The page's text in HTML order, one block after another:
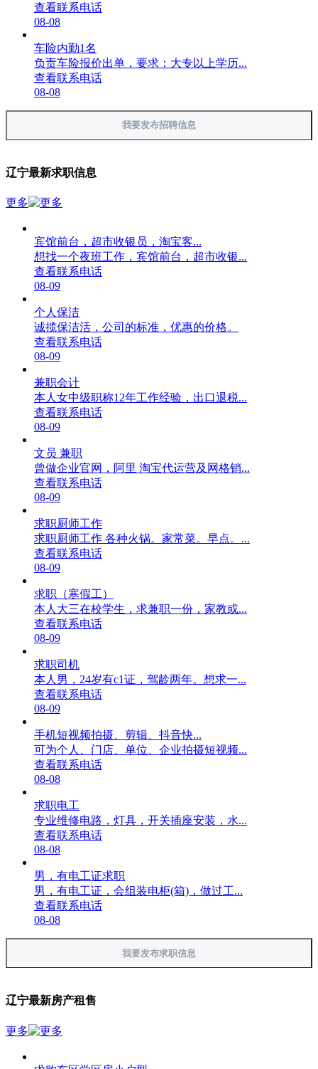
查看联系电话
08-08
车险内勤1名
负责车险报价出单，要求：大专以上学历...
查看联系电话
08-08
我要发布招聘信息
辽宁最新求职信息
更多
宾馆前台，超市收银员，淘宝客...
想找一个夜班工作，宾馆前台，超市收银...
查看联系电话
08-09
个人保洁
诚揽保洁活，公司的标准，优惠的价格。
查看联系电话
08-09
兼职会计
本人女中级职称12年工作经验，出口退税...
查看联系电话
08-09
文员 兼职
曾做企业官网，阿里 淘宝代运营及网格销...
查看联系电话
08-09
求职厨师工作
求职厨师工作 各种火锅。家常菜。早点。...
查看联系电话
08-09
求职（寒假工）
本人大三在校学生，求兼职一份，家教或...
查看联系电话
08-09
求职司机
本人男，24岁有c1证，驾龄两年。想求一...
查看联系电话
08-09
手机短视频拍摄、剪辑、抖音快...
可为个人、门店、单位、企业拍摄短视频...
查看联系电话
08-08
求职电工
专业维修电路，灯具，开关插座安装，水...
查看联系电话
08-08
男，有电工证求职
男，有电工证，会组装电柜(箱)，做过工...
查看联系电话
08-08
我要发布求职信息
辽宁最新房产租售
更多